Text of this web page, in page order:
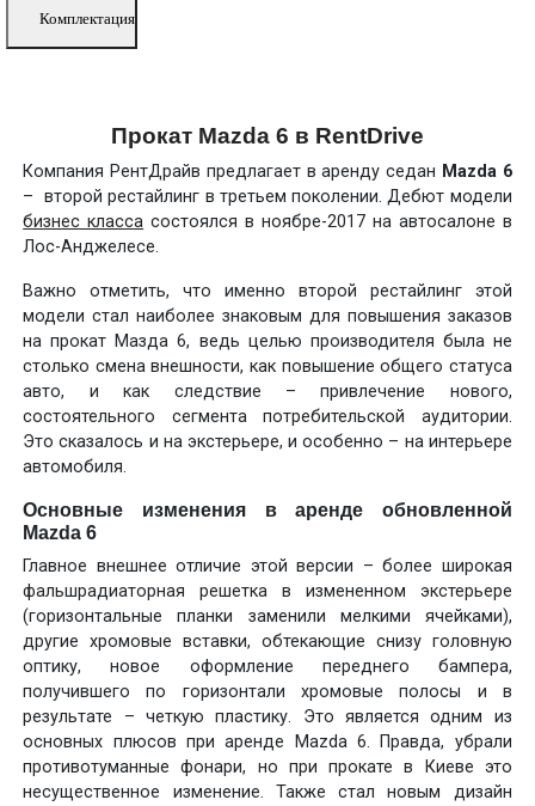
Комплектация
Прокат Mazda 6 в RentDrive
Компания РентДрайв предлагает в аренду седан Mazda 6
– второй рестайлинг в третьем поколении. Дебют модели
бизнес класса состоялся в ноябре-2017 на автосалоне в
Лос-Анджелесе.
Важно отметить, что именно второй рестайлинг этой
модели стал наиболее знаковым для повышения заказов
на прокат Мазда 6, ведь целью производителя была не
столько смена внешности, как повышение общего статуса
авто, и как следствие – привлечение нового,
состоятельного сегмента потребительской аудитории.
Это сказалось и на экстерьере, и особенно – на интерьере
автомобиля.
Основные изменения в аренде обновленной
Mazda 6
Главное внешнее отличие этой версии – более широкая
фальшрадиаторная решетка в измененном экстерьере
(горизонтальные планки заменили мелкими ячейками),
другие хромовые вставки, обтекающие снизу головную
оптику, новое оформление переднего бампера,
получившего по горизонтали хромовые полосы и в
результате – четкую пластику. Это является одним из
основных плюсов при аренде Mazda 6. Правда, убрали
противотуманные фонари, но при прокате в Киеве это
несущественное изменение. Также стал новым дизайн